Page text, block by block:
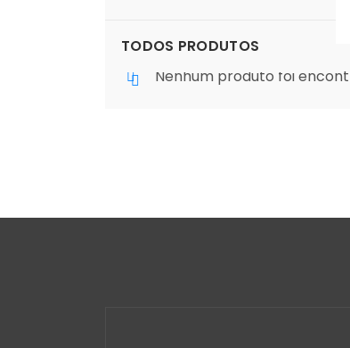
TODOS PRODUTOS
Nenhum produto foi